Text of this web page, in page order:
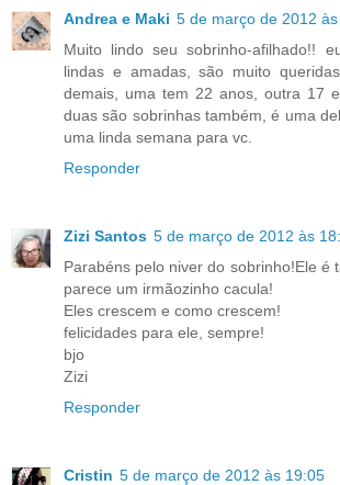
Andrea e Maki 5 de março de 2012
Muito lindo seu sobrinho-afilhado!!
lindas e amadas, são muito
demais, uma tem 22 anos, outra 17
duas são sobrinhas também, é uma
uma linda semana para vc.
Responder
Zizi Santos 5 de março de 2012 às
Parabéns pelo niver do sobrinho!Ele é
parece um irmãozinho cacula!
Eles crescem e como crescem!
felicidades para ele, sempre!
bjo
Zizi
Responder
Cristin 5 de março de 2012 às 19:05